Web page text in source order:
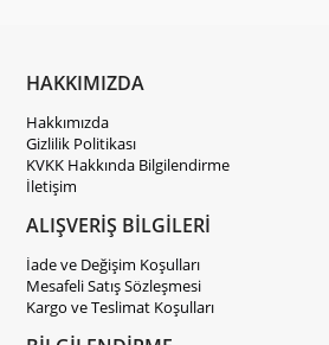
HAKKIMIZDA
Hakkımızda
Gizlilik Politikası
KVKK Hakkında Bilgilendirme
İletişim
ALIŞVERİŞ BİLGİLERİ
İade ve Değişim Koşulları
Mesafeli Satış Sözleşmesi
Kargo ve Teslimat Koşulları